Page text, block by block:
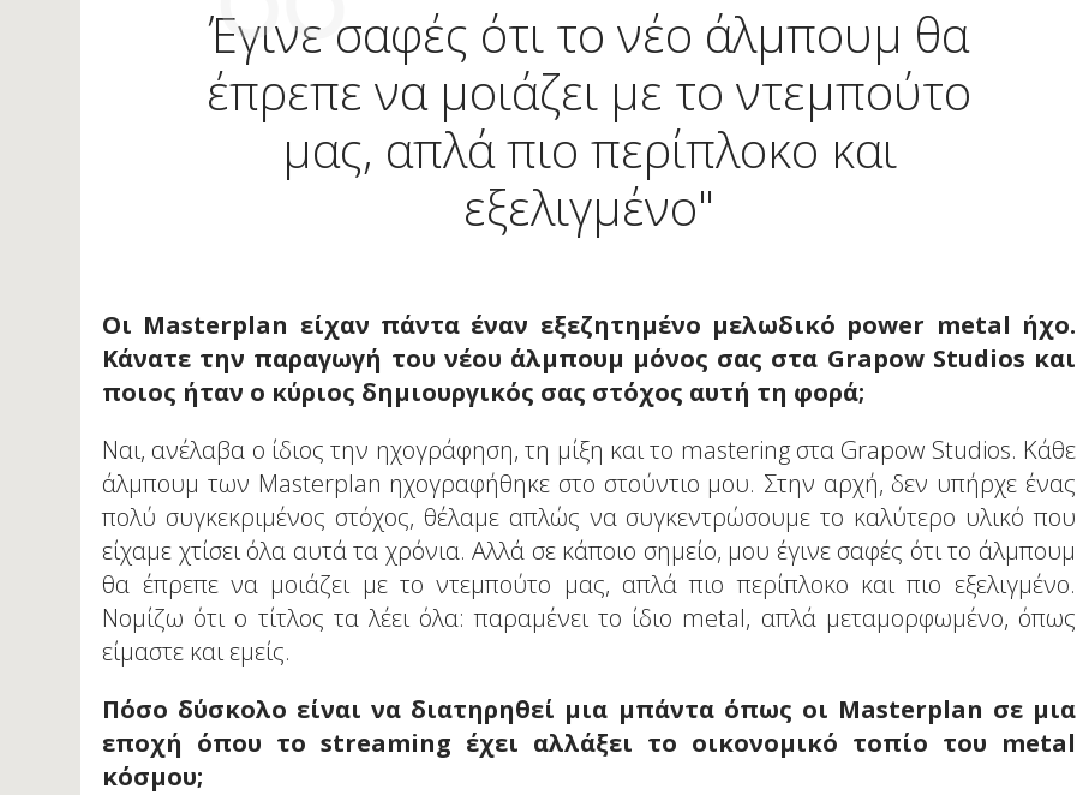
Έγινε σαφές ότι το νέο άλμπουμ θα
έπρεπε να μοιάζει με το ντεμπούτο
μας, απλά πιο περίπλοκο και
εξελιγμένο"
Οι Masterplan είχαν πάντα έναν εξεζητημένο μελωδικό power metal ήχο.
Κάνατε την παραγωγή του νέου άλμπουμ μόνος σας στα Grapow Studios και
ποιος ήταν ο κύριος δημιουργικός σας στόχος αυτή τη φορά;
Ναι, ανέλαβα ο ίδιος την ηχογράφηση, τη μίξη και το mastering στα Grapow Studios. Κάθε
άλμπουμ των Masterplan ηχογραφήθηκε στο στούντιο μου. Στην αρχή, δεν υπήρχε ένας
πολύ συγκεκριμένος στόχος, θέλαμε απλώς να συγκεντρώσουμε το καλύτερο υλικό που
είχαμε χτίσει όλα αυτά τα χρόνια. Αλλά σε κάποιο σημείο, μου έγινε σαφές ότι το άλμπουμ
θα έπρεπε να μοιάζει με το ντεμπούτο μας, απλά πιο περίπλοκο και πιο εξελιγμένο.
Νομίζω ότι ο τίτλος τα λέει όλα: παραμένει το ίδιο metal, απλά μεταμορφωμένο, όπως
είμαστε και εμείς.
Πόσο δύσκολο είναι να διατηρηθεί μια μπάντα όπως οι Masterplan σε μια
εποχή όπου το streaming έχει αλλάξει το οικονομικό τοπίο του metal
κόσμου;